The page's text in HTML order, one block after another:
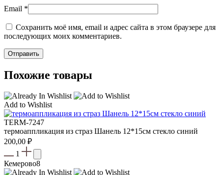
Email *
Сохранить моё имя, email и адрес сайта в этом браузере для
последующих моих комментариев.
Похожие товары
Add to Wishlist
TERM-7247
термоаппликация из страз Шанель 12*15см стекло синий
200,00 ₽
1
Кемерово8